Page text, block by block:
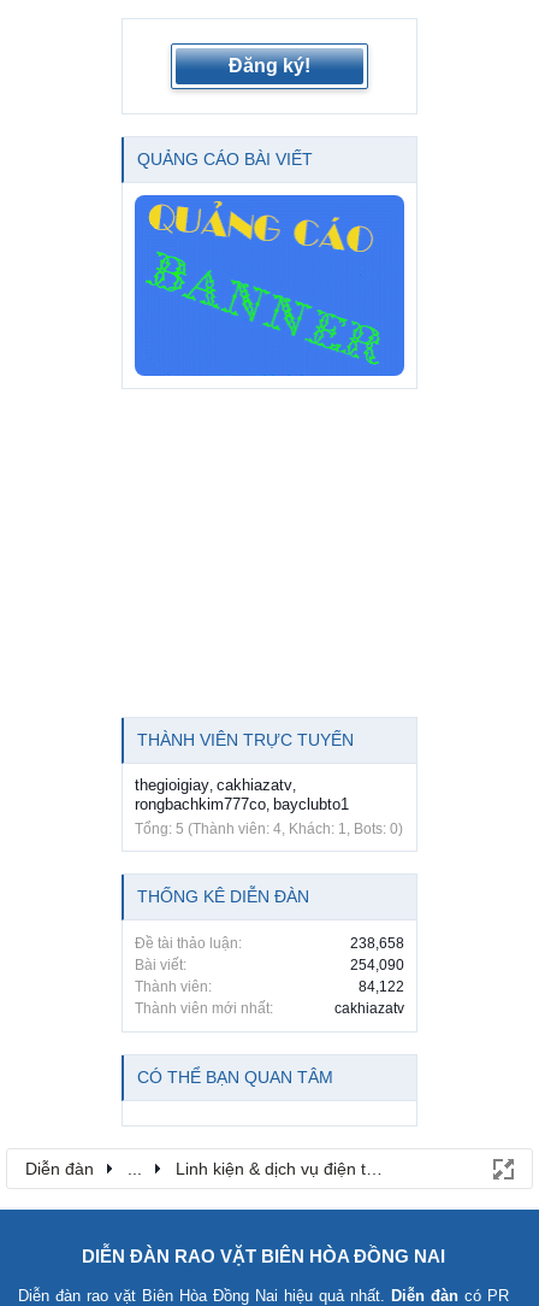
Đăng ký!
QUẢNG CÁO BÀI VIẾT
THÀNH VIÊN TRỰC TUYẾN
thegioigiay cakhiazatv
rongbachkim777co bayclubto1
Tổng: 5 (Thành viên: 4, Khách: 1, Bots: 0)
THỐNG KÊ DIỄN ĐÀN
Đề tài thảo luận:
238,658
Bài viết:
254,090
Thành viên:
84,122
Thành viên mới nhất:
cakhiazatv
CÓ THỂ BẠN QUAN TÂM
Diễn đàn Linh kiện & dịch vụ điện thoại
DIỄN ĐÀN RAO VẶT BIÊN HÒA ĐỒNG NAI
Diễn đàn rao vặt Biên Hòa Đồng Nai hiệu quả nhất. Diễn đàn có PR